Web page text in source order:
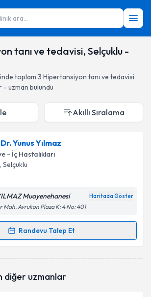
ara...
tanı ve tedavisi, Selçuklu -
toplam 3 Hipertansiyon tanı ve tedavisi
uzman bulundu
Akıllı Sıralama
Yunus Yılmaz
- İç Hastalıkları
, Selçuklu
Muayenehanesi Haritada Göster
Mah. Avrukon Plaza K: 4 No: 401
Randevu Talep Et
Talebi
bu uzmandan randevu almanız için bir
diğer uzmanlar